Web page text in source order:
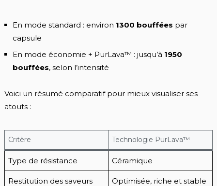
En mode standard : environ 1300 bouffées par
capsule
En mode économie + PurLava™ : jusqu’à 1950
bouffées, selon l’intensité
Voici un résumé comparatif pour mieux visualiser ses
atouts :
Critère Technologie PurLava™
Type de résistance Céramique
Restitution des saveurs Optimisée, riche et stable